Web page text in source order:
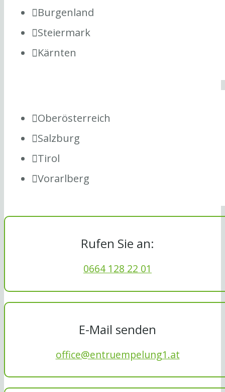
Burgenland
Steiermark
Kärnten
Oberösterreich
Salzburg
Tirol
Vorarlberg
Rufen Sie an:
0664 128 22 01
E-Mail senden
office@entruempelung1.at